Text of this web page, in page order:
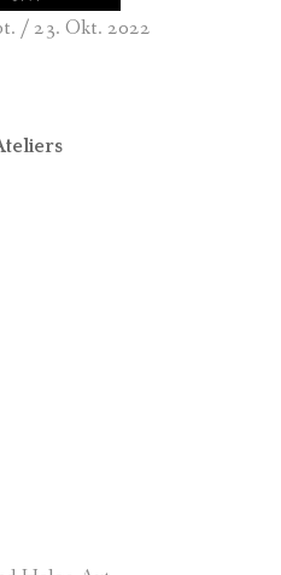
/ 23. Okt. 2022